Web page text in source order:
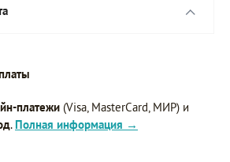
платежи (Visa, MasterCard, МИР) и
. Полная информация →